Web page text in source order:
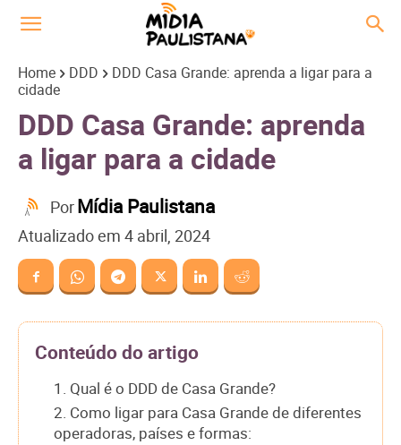
Home DDD
DDD Casa Grande: aprenda a ligar para a
cidade
DDD Casa Grande: aprenda
a ligar para a cidade
PorMídia Paulistana
Atualizado em 4 abril, 2024
Conteúdo do artigo
1. Qual é o DDD de Casa Grande?
2. Como ligar para Casa Grande de diferentes
operadoras, países e formas: